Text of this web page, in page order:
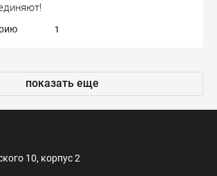
1
показать еще
10, корпус 2